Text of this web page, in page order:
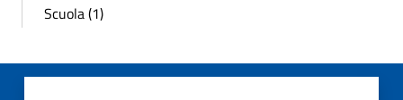
Scuola (1)